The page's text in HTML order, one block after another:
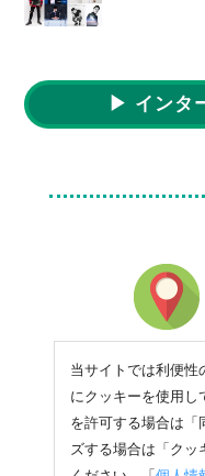
▶ インタ
当サイトでは利便性
にクッキーを使用し
を許可する場合は「
ズする場合は「クッ